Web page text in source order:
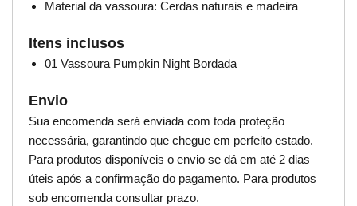
Material da vassoura: Cerdas naturais e madeira
Itens inclusos
01 Vassoura Pumpkin Night Bordada
Envio
Sua encomenda será enviada com toda proteção
necessária, garantindo que chegue em perfeito estado.
Para produtos disponíveis o envio se dá em até 2 dias
úteis após a confirmação do pagamento. Para produtos
sob encomenda consultar prazo.